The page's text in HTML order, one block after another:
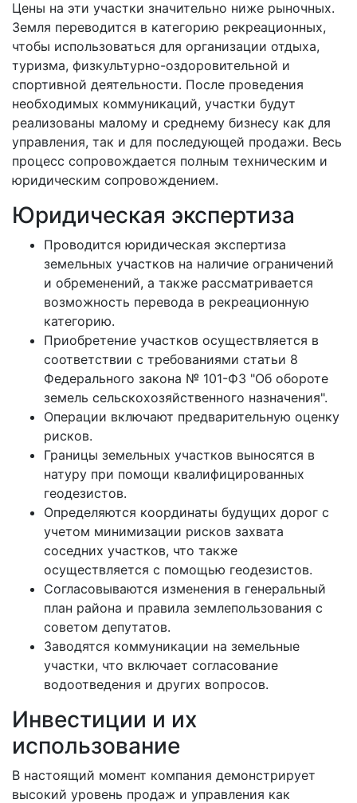
Цены на эти участки значительно ниже рыночных.
Земля переводится в категорию рекреационных,
чтобы использоваться для организации отдыха,
туризма, физкультурно-оздоровительной и
спортивной деятельности. После проведения
необходимых коммуникаций, участки будут
реализованы малому и среднему бизнесу как для
управления, так и для последующей продажи. Весь
процесс сопровождается полным техническим и
юридическим сопровождением.
Юридическая экспертиза
Проводится юридическая экспертиза
земельных участков на наличие ограничений
и обременений, а также рассматривается
возможность перевода в рекреационную
категорию.
Приобретение участков осуществляется в
соответствии с требованиями статьи 8
Федерального закона № 101-ФЗ "Об обороте
земель сельскохозяйственного назначения".
Операции включают предварительную оценку
рисков.
Границы земельных участков выносятся в
натуру при помощи квалифицированных
геодезистов.
Определяются координаты будущих дорог с
учетом минимизации рисков захвата
соседних участков, что также
осуществляется с помощью геодезистов.
Согласовываются изменения в генеральный
план района и правила землепользования с
советом депутатов.
Заводятся коммуникации на земельные
участки, что включает согласование
водоотведения и других вопросов.
Инвестиции и их
использование
В настоящий момент компания демонстрирует
высокий уровень продаж и управления как